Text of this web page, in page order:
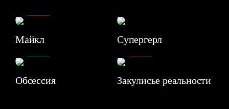
Майкл Супергерл
Обсессия
7.1
Закулисье реальности